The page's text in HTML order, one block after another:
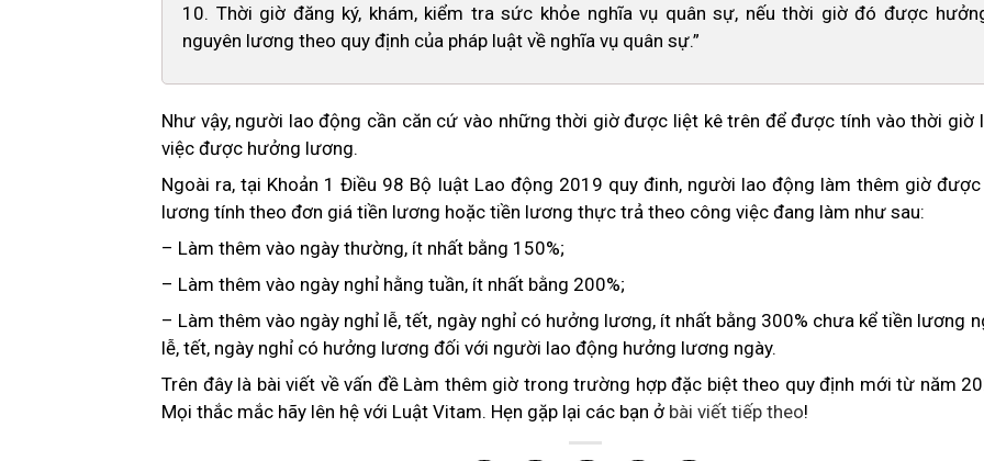
10. Thời giờ đăng ký, khám, kiểm tra sức khỏe nghĩa vụ quân sự, nếu thời giờ đó được
nguyên lương theo quy định của pháp luật về nghĩa vụ quân sự.”
Như vậy, người lao động cần căn cứ vào những thời giờ được liệt kê trên để được tính vào thời giờ
việc được hưởng lương.
Ngoài ra, tại Khoản 1 Điều 98 Bộ luật Lao động 2019 quy đinh, người lao động làm thêm giờ
lương tính theo đơn giá tiền lương hoặc tiền lương thực trả theo công việc đang làm như sau:
– Làm thêm vào ngày thường, ít nhất bằng 150%;
– Làm thêm vào ngày nghỉ hằng tuần, ít nhất bằng 200%;
– Làm thêm vào ngày nghỉ lễ, tết, ngày nghỉ có hưởng lương, ít nhất bằng 300% chưa kể tiền lương
lễ, tết, ngày nghỉ có hưởng lương đối với người lao động hưởng lương ngày.
Trên đây là bài viết về vấn đề Làm thêm giờ trong trường hợp đặc biệt theo quy định mới từ năm
Mọi thắc mắc hãy lên hệ với Luật Vitam. Hẹn gặp lại các bạn ở bài viết tiếp theo!